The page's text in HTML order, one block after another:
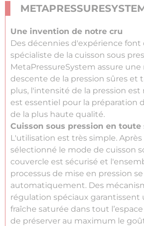
Une invention de notre cru
Des décennies d'expérience font
spécialiste de la cuisson sous
MetaPressureSystem assure
descente de la pression sûres et
plus, l'intensité de la pression est
est essentiel pour la préparation
de la plus haute qualité.
Cuisson sous pression en toute
L'utilisation est très simple. Après
sélectionné le mode de cuisson
couvercle est sécurisé et
processus de mise en pression
automatiquement. Des
régulation spéciaux garantissent
fraîche saturée dans tout
de préserver au maximum le